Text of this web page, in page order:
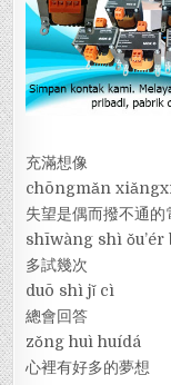
充滿想像
chōngmǎn
失望是偶而撥不通的
shīwàng shì ǒu’ér
多試幾次
duō shì jǐ cì
總會回答
zǒng huì huídá
心裡有好多的夢想